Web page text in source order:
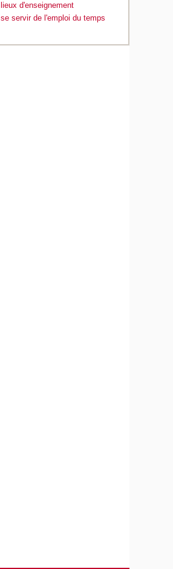
lieux d'enseignement
se servir de l'emploi du temps